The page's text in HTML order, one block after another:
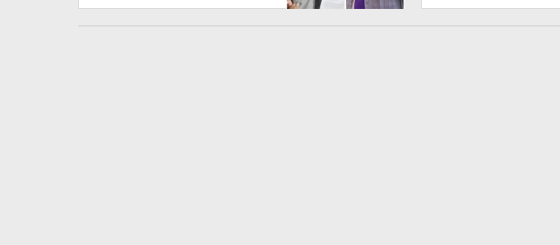
Wartawan
AD/ART vs Konspirasi